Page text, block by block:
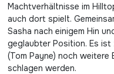
Machtverhältnisse im
auch dort spielt.
Sasha nach einigem Hin
geglaubter Position. Es
(Tom Payne) noch weitere
schlagen werden.